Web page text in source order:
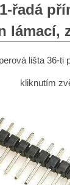
řadá
lámací,
lišta 36-ti
kliknutím